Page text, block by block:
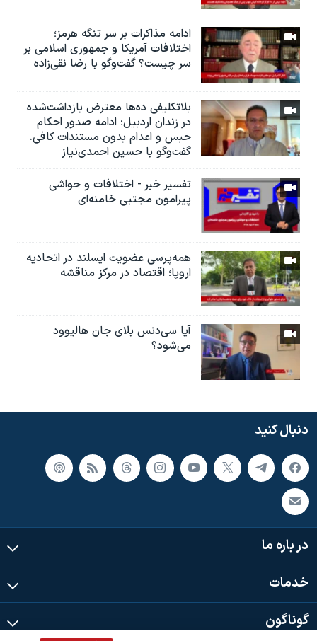
ادامه مذاکرات بر سر تنگه هرمز؛
اختلافات آمریکا و جمهوری اسلامی بر
سر چیست؟ گفت‌وگو با رضا نقی‌زاده
بلاتکلیفی ده‌ها معترض بازداشت‌شده
در زندان اردبیل؛ ادامه صدور احکام
حبس و اعدام بدون مستندات کافی.
گفت‌وگو با حسین احمدی‌نیاز
تفسیر خبر - اختلافات و حواشی
پیرامون مجتبی خامنه‌ای
همه‌پرسی عضویت ایسلند در اتحادیه
اروپا؛ اقتصاد در مرکز مناقشه
آیا سی‌دنس بلای جان هالیوود
می‌شود؟
دنبال کنید
در باره ما
خدمات
گوناگون